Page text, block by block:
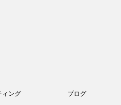
ィング ブログ